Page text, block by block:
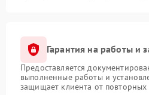
Гарантия на работы и
Предоставляется
выполненные работы и
защищает клиента от повторных